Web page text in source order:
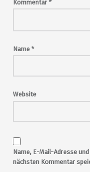
Kommentar *
Name *
Website
Name, E-Mail-Adresse
nächsten Kommentar